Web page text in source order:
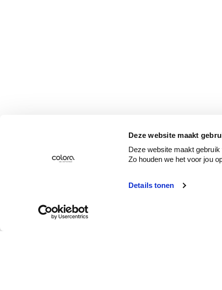
Deze website maakt
Deze website maakt
Zo houden we het voor jou
Details tonen